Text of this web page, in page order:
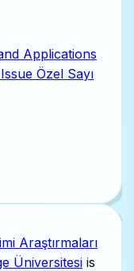
Applications
Özel Sayı
Araştırmaları
Üniversitesi is